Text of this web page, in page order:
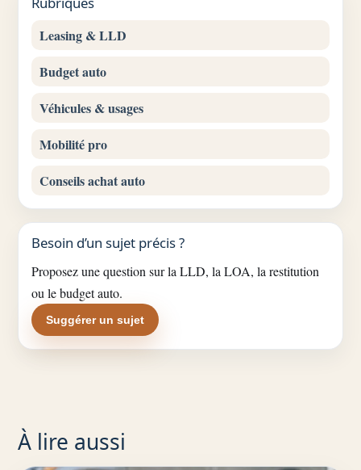
Leasing & LLD
Budget auto
Véhicules & usages
Mobilité pro
Conseils achat auto
Besoin d’un sujet précis ?
Proposez une question sur la LLD, la LOA, la restitution
ou le budget auto.
Suggérer un sujet
À lire aussi